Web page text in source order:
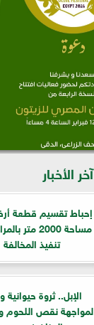
آخر الأخبار
إحباط تقسيم قطعة
مساحة 2000
تنفيذ المخالفة
الإبل.. ثروة حيوانية
لمواجهة نقص اللحوم